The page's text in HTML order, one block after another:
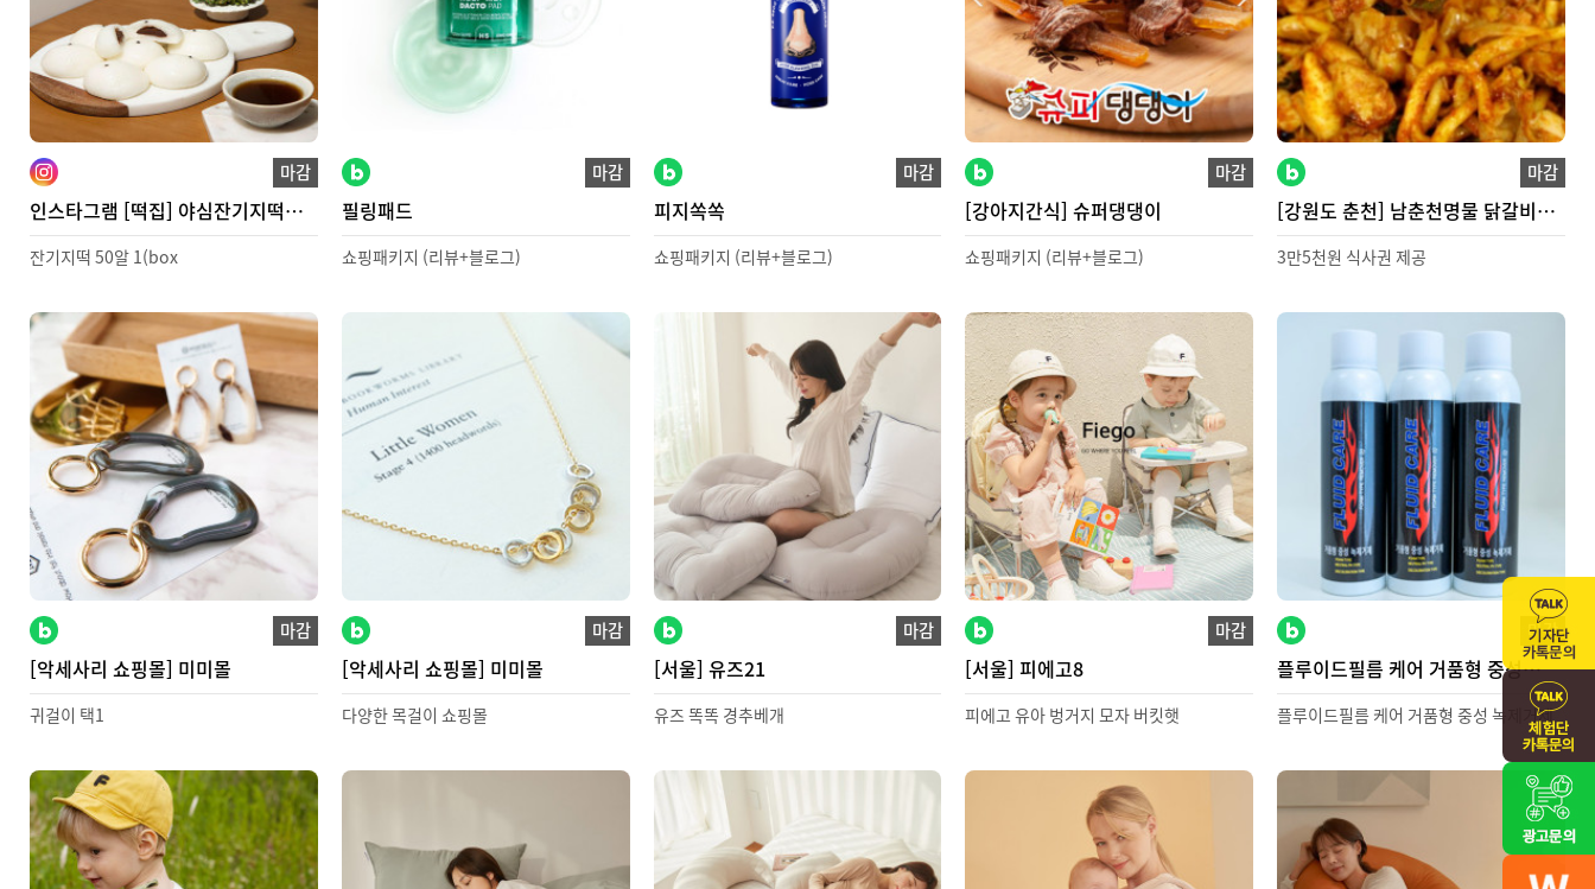
마감
인스타그램 [떡집] 야심잔기지떡
영종도점
잔기지떡 50알 1(box
마감
필링패드
쇼핑패키지 (리뷰+블로그)
마감
피지쏙쏙
쇼핑패키지 (리뷰+블로그)
마감
[강아지간식] 슈퍼댕댕이
쇼핑패키지 (리뷰+블로그)
마감
[강원도 춘천] 남춘천명물 닭갈비
배송형
3만5천원 식사권 제공
마감
[악세사리 쇼핑몰] 미미몰
귀걸이 택1
마감
[악세사리 쇼핑몰] 미미몰
다양한 목걸이 쇼핑몰
마감
[서울] 유즈21
유즈 똑똑 경추베개
마감
[서울] 피에고8
피에고 유아 벙거지 모자 버킷햇
마감
플루이드필름 케어 거품형 중성
녹제거제
플루이드필름 케어 거품형 중성 녹제거제